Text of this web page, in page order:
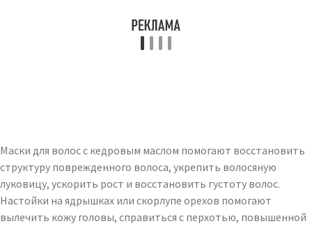
Маски для волос с кедровым маслом помогают восстановить
структуру поврежденного волоса, укрепить волосяную
луковицу, ускорить рост и восстановить густоту волос.
Настойки на ядрышках или скорлупе орехов помогают
вылечить кожу головы, справиться с перхотью, повышенной